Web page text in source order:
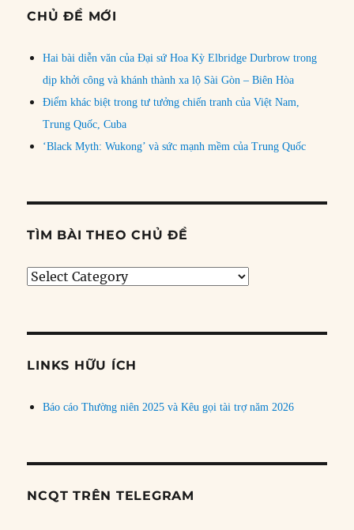
CHỦ ĐỀ MỚI
Hai bài diễn văn của Đại sứ Hoa Kỳ Elbridge Durbrow trong
dịp khởi công và khánh thành xa lộ Sài Gòn – Biên Hòa
Điểm khác biệt trong tư tưởng chiến tranh của Việt Nam,
Trung Quốc, Cuba
‘Black Myth: Wukong’ và sức mạnh mềm của Trung Quốc
TÌM BÀI THEO CHỦ ĐỀ
Tìm
đề
LINKS HỮU ÍCH
Báo cáo Thường niên 2025 và Kêu gọi tài trợ năm 2026
NCQT TRÊN TELEGRAM